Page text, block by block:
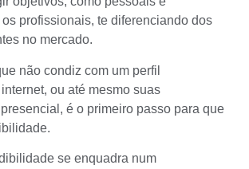
profissionais, te diferenciando dos
no mercado.
não condiz com um perfil
, ou até mesmo suas
é o primeiro passo para que
se enquadra num